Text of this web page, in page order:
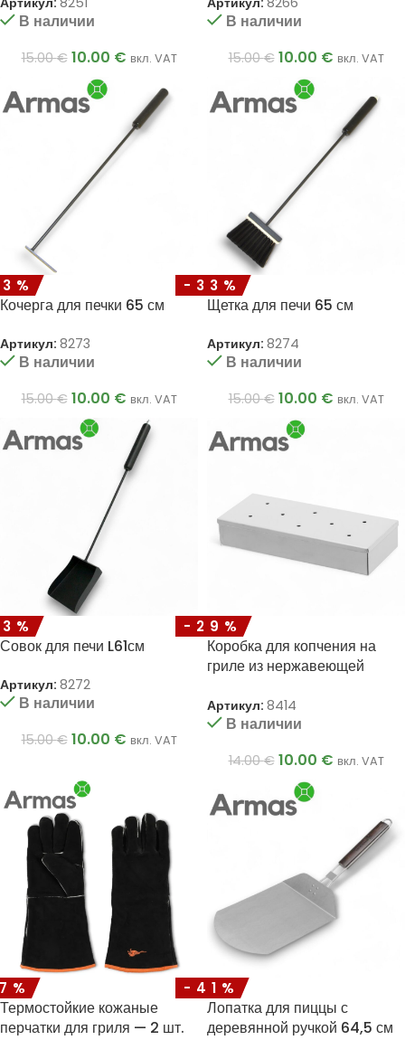
В наличии
15.00€ 10.00 € вкл. VAT
В наличии
15.00€ 10.00 € вкл. VAT
Кочерга для печки 65 см
Артикул: 8273
В наличии
15.00€ 10.00 € вкл. VAT
-33%
Щетка для печи 65 см
Артикул: 8274
В наличии
15.00€ 10.00 € вкл. VAT
Совок для печи L61см
Артикул: 8272
В наличии
15.00€ 10.00 € вкл. VAT
-29%
Коробка для копчения на
гриле из нержавеющей
Артикул: 8414
В наличии
14.00€ 10.00 € вкл. VAT
Термостойкие кожаные
перчатки для гриля — 2 шт.
-41%
Лопатка для пиццы с
деревянной ручкой 64,5 см